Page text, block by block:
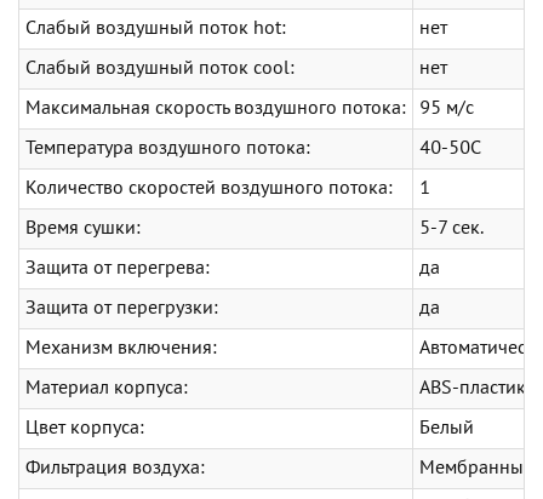
Слабый воздушный поток hot: нет
Слабый воздушный поток cool: нет
Максимальная скорость воздушного потока: 95 м/с
Температура воздушного потока: 40-50С
Количество скоростей воздушного потока: 1
Время сушки: 5-7 сек.
Защита от перегрева: да
Защита от перегрузки: да
Механизм включения:
Материал корпуса: ABS-пластик
Цвет корпуса: Белый
Фильтрация воздуха: Мембранный